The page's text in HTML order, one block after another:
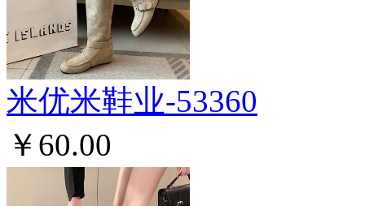
米优米鞋业-53360
￥60.00